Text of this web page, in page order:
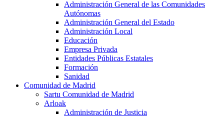
Administración General de las Comunidades
Autónomas
Administración General del Estado
Administración Local
Educación
Empresa Privada
Entidades Públicas Estatales
Formación
Sanidad
Comunidad de Madrid
Sartu Comunidad de Madrid
Arloak
Administración de Justicia